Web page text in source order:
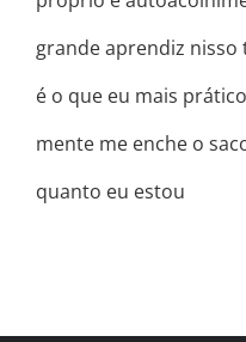
grande aprendiz nisso
é o que eu mais
mente me enche o
quanto eu estou